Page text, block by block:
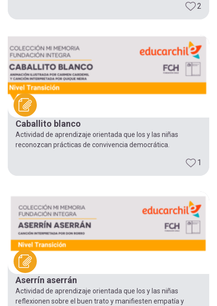
2
Caballito blanco
Actividad de aprendizaje orientada que los y las niñas
reconozcan prácticas de convivencia democrática.
1
Aserrín aserrán
Actividad de aprendizaje orientada que los y las niñas
reflexionen sobre el buen trato y manifiesten empatía y